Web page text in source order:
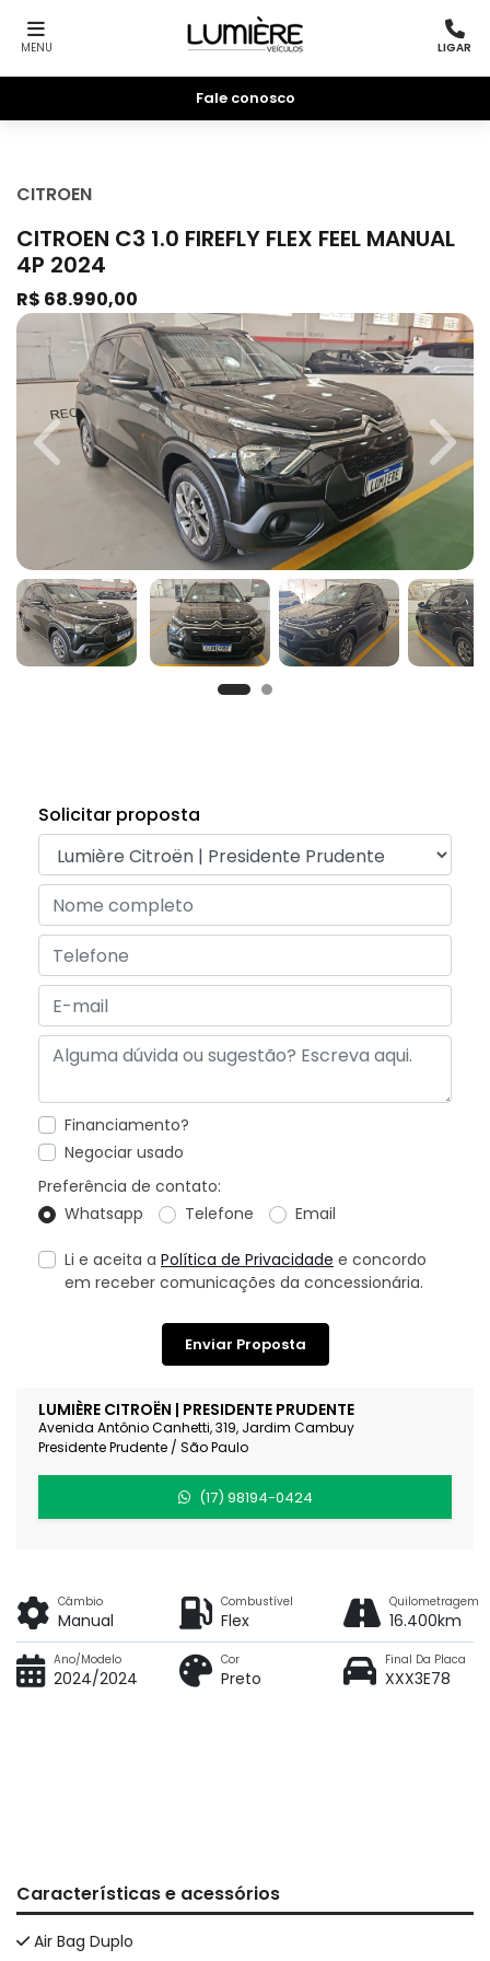
MENU LIGAR
Fale conosco
CITROEN
CITROEN C3 1.0 FIREFLY FLEX FEEL MANUAL
4P 2024
R$ 68.990,00
Previous Next
LUMIÈRE CITROËN | PRESIDENTE PRUDENTE
Avenida Antônio Canhetti, 319, Jardim Cambuy
Presidente Prudente / São Paulo
(17) 98194-0424
Solicitar proposta
Financiamento?
Negociar usado
Preferência de contato:
Whatsapp
Telefone Email
Li e aceita a Política de Privacidade e concordo
em receber comunicações da concessionária.
Enviar Proposta
Câmbio
Manual
Combustível
Flex
Quilometragem
16.400km
Ano/Modelo
2024/2024
Cor
Preto
Final Da Placa
XXX3E78
Características e acessórios
Air Bag Duplo